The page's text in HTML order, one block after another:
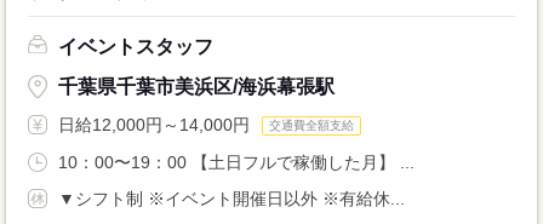
イベントスタッフ
千葉県千葉市美浜区/海浜幕張駅
日給12,000円～14,000円 交通費全額支給
10：00〜19：00 【土日フルで稼働した月】 ...
▼シフト制 ※イベント開催日以外 ※有給休...